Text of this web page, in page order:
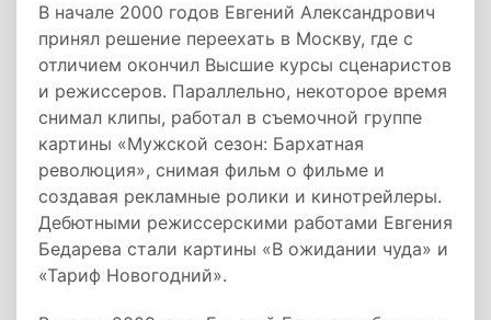
В начале 2000 годов Евгений Александрович
принял решение переехать в Москву, где с
отличием окончил Высшие курсы сценаристов
и режиссеров. Параллельно, некоторое время
снимал клипы, работал в съемочной группе
картины «Мужской сезон: Бархатная
революция», снимая фильм о фильме и
создавая рекламные ролики и кинотрейлеры.
Дебютными режиссерскими работами Евгения
Бедарева стали картины «В ожидании чуда» и
«Тариф Новогодний».